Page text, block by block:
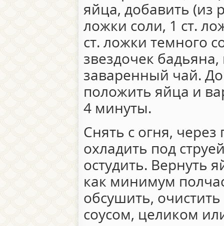
яйца, добавить (из
ложки соли, 1 ст.
ст. ложки темного
звездочек
заваренный чай.
положить яйца и
4 минуты.
Снять с огня,
охладить под
остудить. Вернуть
как минимум
обсушить,
соусом, целиком